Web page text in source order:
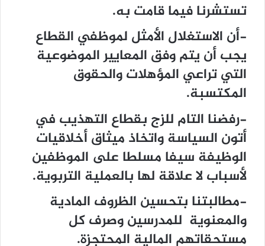
تستشرنا فيما قامت به.
-أن الاستغلال الأمثل لموظفي القطاع
يجب أن يتم وفق المعايير الموضوعية
التي تراعي المؤهلات والحقوق
المكتسبة.
-رفضنا التام للزج بقطاع التهذيب في
أتون السياسة واتخاذ ميثاق أخلاقيات
الوظيفة سيفا مسلطا على الموظفين
لأسباب لا علاقة لها بالعملية التربوية.
-مطالبتنا بتحسين الظروف المادية
والمعنوية للمدرسين وصرف كل
مستحقاتهم المالية المحتجزة.